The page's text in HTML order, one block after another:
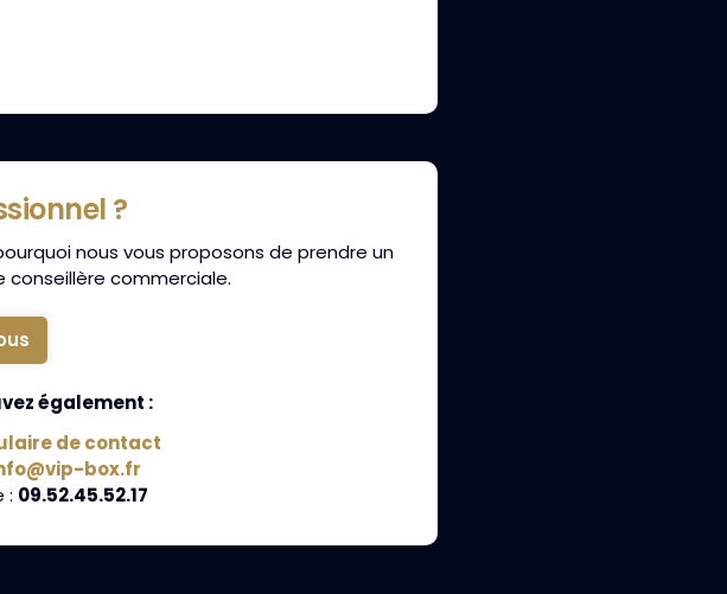
?
nous vous proposons de prendre un
commerciale.
également :
de contact
box.fr
: 09.52.45.52.17